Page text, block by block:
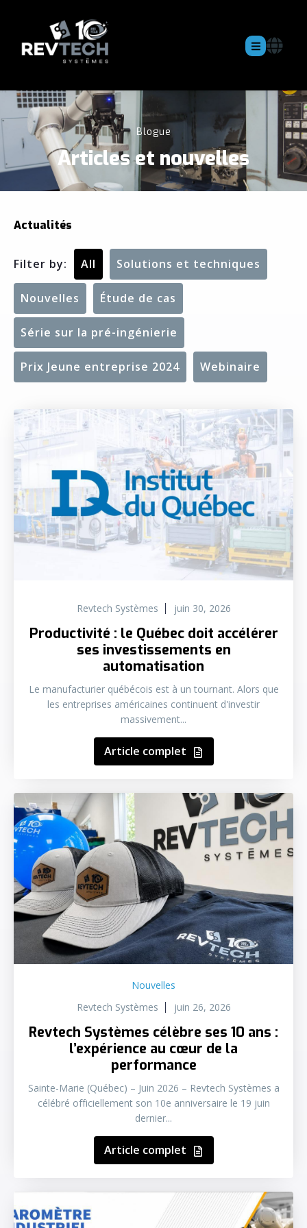
Blogue
Articles et nouvelles
Actualités
Filter by: All Solutions et techniques
Nouvelles Étude de cas
Série sur la pré-ingénierie
Prix Jeune entreprise 2024 Webinaire
Revtech Systèmes juin 30, 2026
Productivité : le Québec doit accélérer
ses investissements en
automatisation
Le manufacturier québécois est à un tournant. Alors que
les entreprises américaines continuent d'investir
massivement...
Article complet
Nouvelles
Revtech Systèmes
juin 26, 2026
Revtech Systèmes célèbre ses 10 ans :
l’expérience au cœur de la
performance
Sainte-Marie (Québec) – Juin 2026 – Revtech Systèmes a
célébré officiellement son 10e anniversaire le 19 juin
dernier...
Article complet